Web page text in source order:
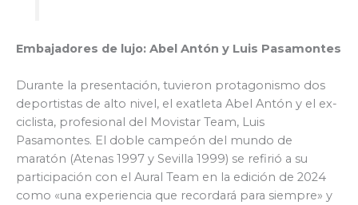
Embajadores de lujo: Abel Antón y Luis Pasamontes
Durante la presentación, tuvieron protagonismo dos
deportistas de alto nivel, el exatleta Abel Antón y el ex-
ciclista, profesional del Movistar Team, Luis
Pasamontes. El doble campeón del mundo de
maratón (Atenas 1997 y Sevilla 1999) se refirió a su
participación con el Aural Team en la edición de 2024
como «una experiencia que recordará para siempre» y